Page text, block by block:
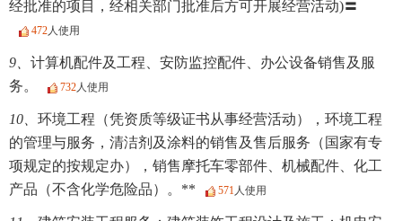
经批准的项目，经相关部门批准后方可开展经营活动)〓
472人使用
9、 计算机配件及工程、安防监控配件、办公设备销售及服
务。
732人使用
10、 环境工程（凭资质等级证书从事经营活动），环境工程
的管理与服务，清洁剂及涂料的销售及售后服务（国家有专
项规定的按规定办），销售摩托车零部件、机械配件、化工
产品（不含化学危险品）。**
571人使用